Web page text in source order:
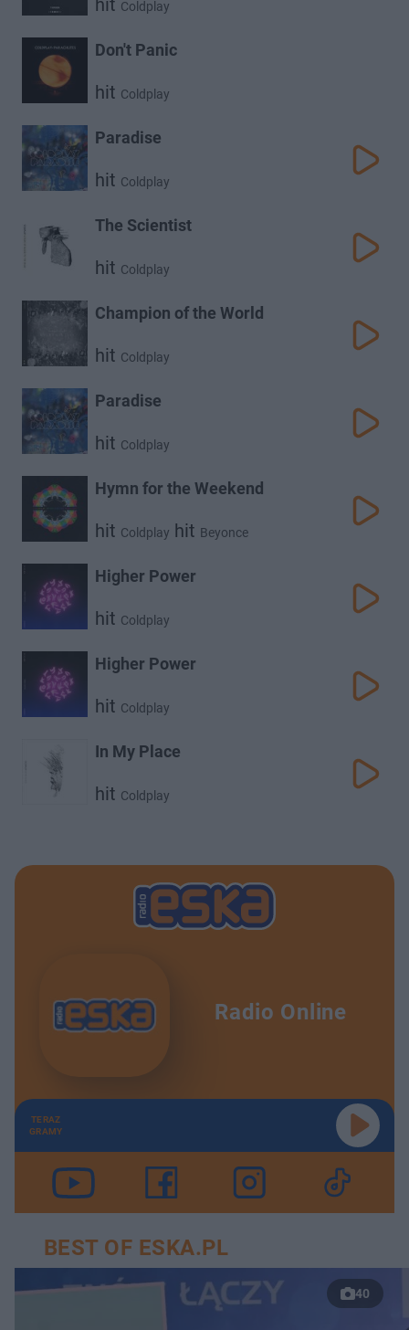
hit Coldplay
Don't Panic
hit Coldplay
Paradise
hit Coldplay
The Scientist
hit Coldplay
Champion of the World
hit Coldplay
Paradise
hit Coldplay
Hymn for the Weekend
hit Coldplay hit Beyonce
Higher Power
hit Coldplay
Higher Power
hit Coldplay
In My Place
hit Coldplay
Radio Online
TERAZ
GRAMY
BEST OF ESKA.PL
40